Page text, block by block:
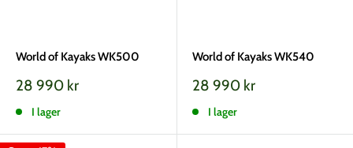
World of Kayaks WK500
Vårt
28 990 kr
I lager
World of Kayaks WK540
Vårt
28 990 kr
I lager